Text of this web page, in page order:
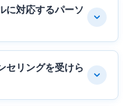
に対応するパーソ
セリングを受けら